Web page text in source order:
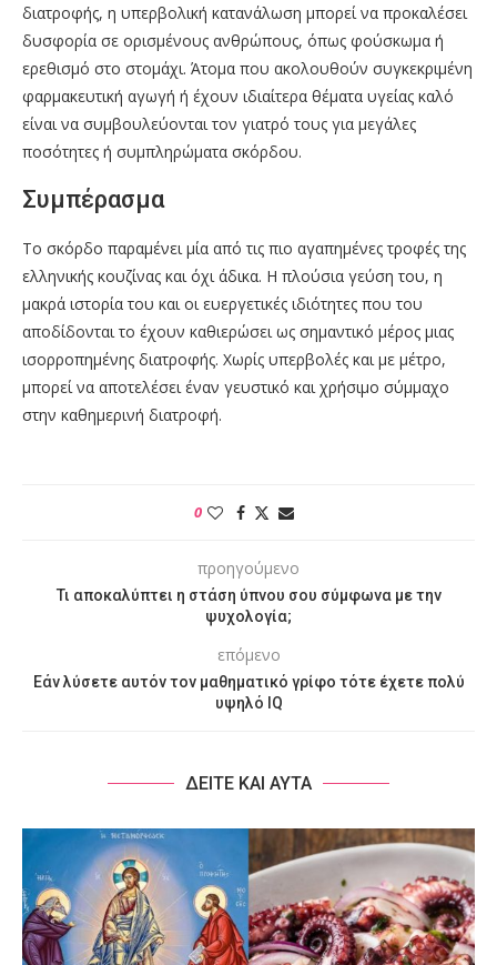
διατροφής, η υπερβολική κατανάλωση μπορεί να προκαλέσει
δυσφορία σε ορισμένους ανθρώπους, όπως φούσκωμα ή
ερεθισμό στο στομάχι. Άτομα που ακολουθούν συγκεκριμένη
φαρμακευτική αγωγή ή έχουν ιδιαίτερα θέματα υγείας καλό
είναι να συμβουλεύονται τον γιατρό τους για μεγάλες
ποσότητες ή συμπληρώματα σκόρδου.
Συμπέρασμα
Το σκόρδο παραμένει μία από τις πιο αγαπημένες τροφές της
ελληνικής κουζίνας και όχι άδικα. Η πλούσια γεύση του, η
μακρά ιστορία του και οι ευεργετικές ιδιότητες που του
αποδίδονται το έχουν καθιερώσει ως σημαντικό μέρος μιας
ισορροπημένης διατροφής. Χωρίς υπερβολές και με μέτρο,
μπορεί να αποτελέσει έναν γευστικό και χρήσιμο σύμμαχο
στην καθημερινή διατροφή.
0
προηγούμενο
Τι αποκαλύπτει η στάση ύπνου σου σύμφωνα με την
ψυχολογία;
επόμενο
Εάν λύσετε αυτόν τον μαθηματικό γρίφο τότε έχετε πολύ
υψηλό IQ
ΔΕΙΤΕ ΚΑΙ ΑΥΤΑ